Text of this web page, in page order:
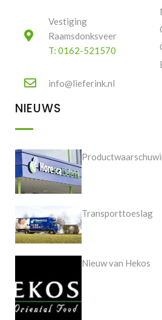
Vestiging
Raamsdonksveer
T: 0162-521570
info@lieferink.nl
NIEUWS
Transporttoeslag
Nieuw van Hekos